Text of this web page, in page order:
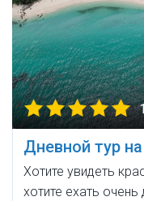
Дневной тур
Хотите увидеть
хотите ехать очень